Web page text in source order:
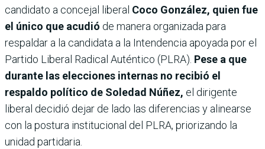
candidato a concejal liberal Coco González, quien fue
el único que acudió de manera organizada para
respaldar a la candidata a la Intendencia apoyada por el
Partido Liberal Radical Auténtico (PLRA). Pese a que
durante las elecciones internas no recibió el
respaldo político de Soledad Núñez, el dirigente
liberal decidió dejar de lado las diferencias y alinearse
con la postura institucional del PLRA, priorizando la
unidad partidaria.